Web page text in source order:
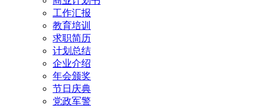
工作汇报
教育培训
求职简历
计划总结
企业介绍
年会颁奖
节日庆典
党政军警